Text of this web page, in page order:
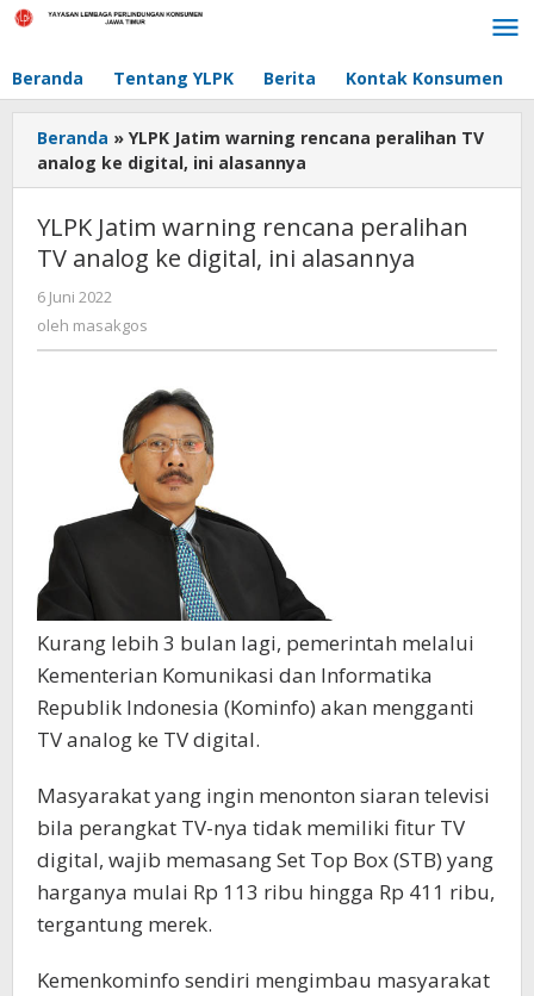
Lewati
Beranda Tentang YLPK Berita Kontak Konsumen
Beranda » YLPK Jatim warning rencana peralihan TV
analog ke digital, ini alasannya
YLPK Jatim warning rencana peralihan
TV analog ke digital, ini alasannya
6 Juni 2022
masakgos
oleh masakgos
Kurang lebih 3 bulan lagi, pemerintah melalui
Kementerian Komunikasi dan Informatika
Republik Indonesia (Kominfo) akan mengganti
TV analog ke TV digital.
Masyarakat yang ingin menonton siaran televisi
bila perangkat TV-nya tidak memiliki fitur TV
digital, wajib memasang Set Top Box (STB) yang
harganya mulai Rp 113 ribu hingga Rp 411 ribu,
tergantung merek.
Kemenkominfo sendiri mengimbau masyarakat